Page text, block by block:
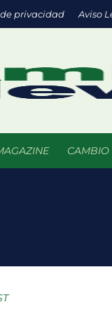
privacidad Aviso
CAMBIO